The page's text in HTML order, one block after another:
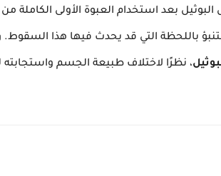
بعد استخدام العبوة الأولى الكاملة
باللحظة التي قد يحدث فيها هذا السقوط.
، نظرًا لاختلاف طبيعة الجسم واستجابته